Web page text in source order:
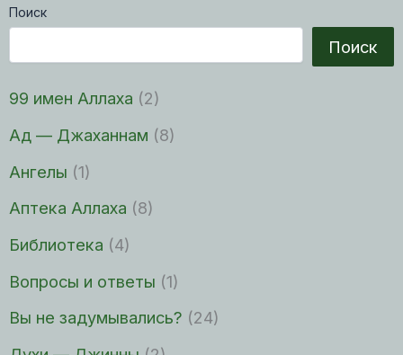
Поиск
Поиск
99 имен Аллаха (2)
Ад — Джаханнам (8)
Ангелы (1)
Аптека Аллаха (8)
Библиотека (4)
Вопросы и ответы (1)
Вы не задумывались? (24)